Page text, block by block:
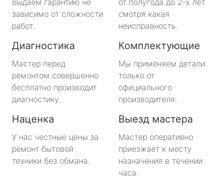
зависимо от сложности
работ.
смотря какая
неисправность.
Диагностика
Мастер перед
ремонтом совершенно
бесплатно производит
диагностику.
Комплектующие
Мы применяем детали
только от
официального
производителя.
Наценка
У нас честные цены за
ремонт бытовой
техники без обмана.
Выезд мастера
Мастер оперативно
приезжает к месту
назначения в течении
часа.